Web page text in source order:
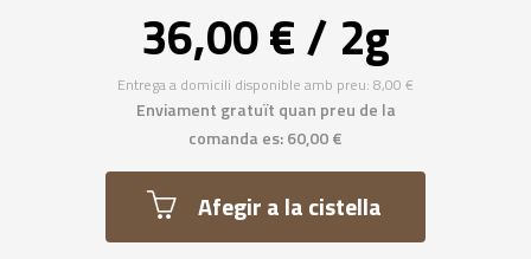
36,00 € / 2g
Entrega a domicili disponible amb preu: 8,00 €
Enviament gratuït quan preu de la
comanda es: 60,00 €
Afegir a la cistella